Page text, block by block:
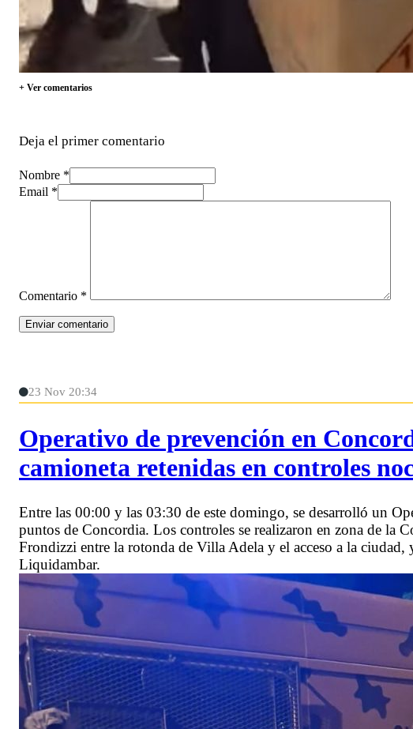
+ Ver comentarios
Deja el primer comentario
Nombre *
Email *
Comentario *
23 Nov 20:34
Operativo de prevención en
camioneta retenidas en controles
Entre las 00:00 y las 03:30 de este domingo, se desarrolló un
puntos de Concordia. Los controles se realizaron en zona de la
Frondizzi entre la rotonda de Villa Adela y el acceso a la
Liquidambar.